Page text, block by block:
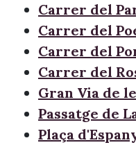
Carrer del
Carrer del
Carrer del
Carrer del
Gran Via de
Passatge de
Plaça